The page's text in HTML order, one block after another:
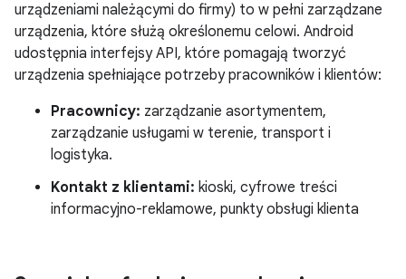
urządzeniami należącymi do firmy) to w pełni zarządzane
urządzenia, które służą określonemu celowi. Android
udostępnia interfejsy API, które pomagają tworzyć
urządzenia spełniające potrzeby pracowników i klientów:
Pracownicy: zarządzanie asortymentem,
zarządzanie usługami w terenie, transport i
logistyka.
Kontakt z klientami: kioski, cyfrowe treści
informacyjno-reklamowe, punkty obsługi klienta